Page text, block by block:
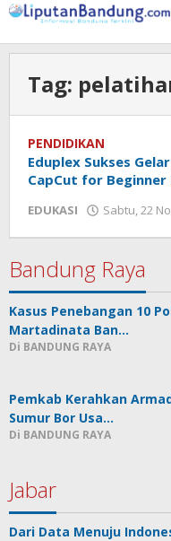
Lewati
konten
Tag:
PENDIDIKAN
Eduplex Sukses
CapCut for Beginner
EDUKASI Sabtu, 22
Bandung Raya
Kasus Penebangan 10
Martadinata Ban…
Di BANDUNG RAYA
Pemkab Kerahkan
Sumur Bor Usa…
Di BANDUNG RAYA
Jabar
Dari Data Menuju